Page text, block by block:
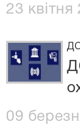
23
09